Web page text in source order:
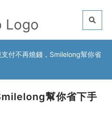
支付不再燒錢，Smilelong幫你省
幫你省下手